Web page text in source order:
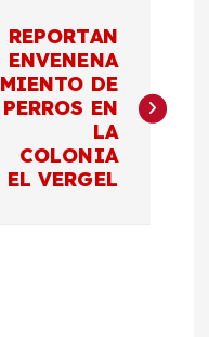
REPORTAN
ENVENENA
MIENTO DE
PERROS EN
LA
COLONIA
EL VERGEL